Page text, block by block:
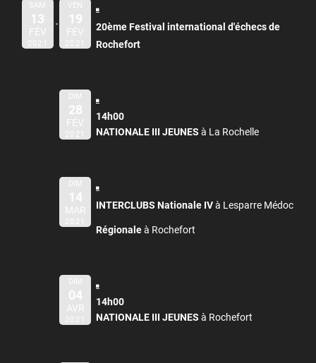
SAM
13
FÉV
2021
VEN
19
FÉV
2021
20ème Festival international d'échecs de
Rochefort
DIM
28
FÉV
2021
14h00
NATIONALE III JEUNES à La Rochelle
DIM
14
MAR
2021
INTERCLUBS Nationale IVà Lesparre Médoc
Régionaleà Rochefort
DIM
04
AVR
2021
14h00
NATIONALE III JEUNES à Rochefort